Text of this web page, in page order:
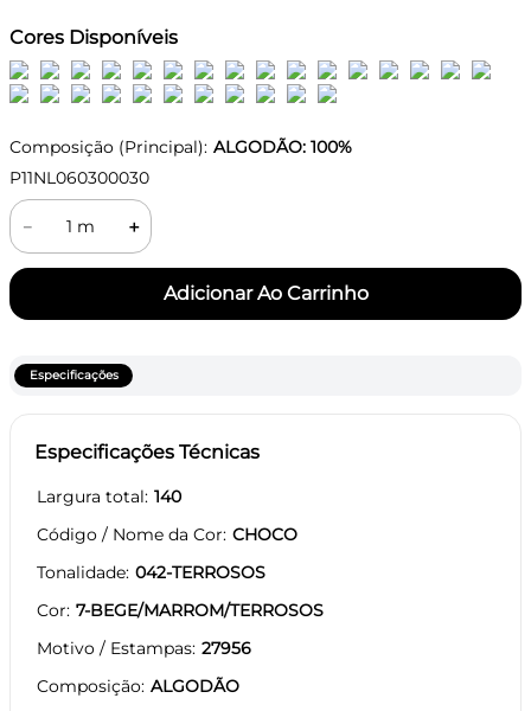
Cores Disponíveis
Composição (Principal): ALGODÃO: 100%
P11NL060300030
＋
－
Especificações
Especificações Técnicas
Largura total 140
Código / Nome da Cor CHOCO
Tonalidade 042-TERROSOS
Cor 7-BEGE/MARROM/TERROSOS
Motivo / Estampas 27956
Composição ALGODÃO